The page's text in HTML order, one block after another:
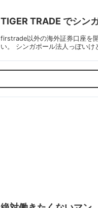
TIGER TRADE でシン
firstrade以外の海外証券口座を
い。 シンガポール法人っぽい